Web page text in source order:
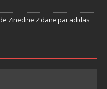
Zinedine Zidane par adidas